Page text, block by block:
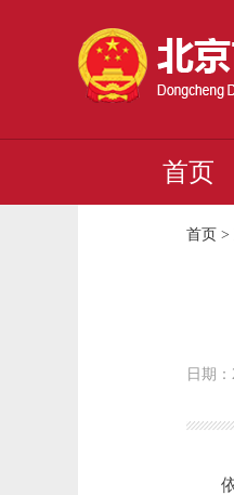
首页
首页 >
日期
依